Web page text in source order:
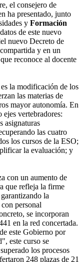
el consejero de
ha presentado, junto
y Formación
de este nuevo
nuevo Decreto de
y en un
reconoce al docente
la modificación de los
las materias de
mayor autonomía. En
ejes vertebradores:
asignaturas
las cuatro
los cursos de la ESO;
la evaluación; y
con un aumento de
que refleja la firme
garantizando la
personal
se incorporan
en la red concertada.
este Gobierno por
este curso se
los procesos
248 plazas de 21